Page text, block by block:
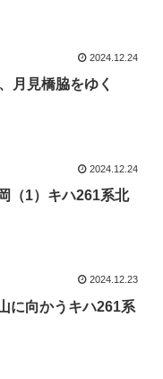
2024.12.24
月見橋脇をゆく
2024.12.24
（1）キハ261系北
2024.12.23
に向かうキハ261系